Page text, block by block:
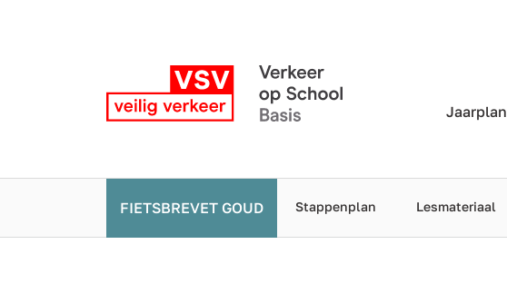
Jaarplan
FIETSBREVET GOUD Stappenplan Lesmateriaal